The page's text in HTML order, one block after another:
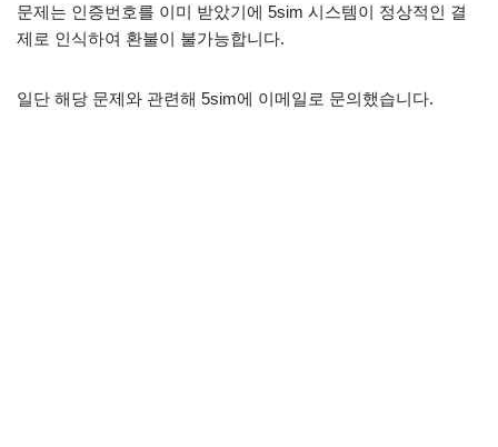
문제는 인증번호를 이미 받았기에 5sim 시스템이 정상적인 결
제로 인식하여 환불이 불가능합니다.
일단 해당 문제와 관련해 5sim에 이메일로 문의했습니다.